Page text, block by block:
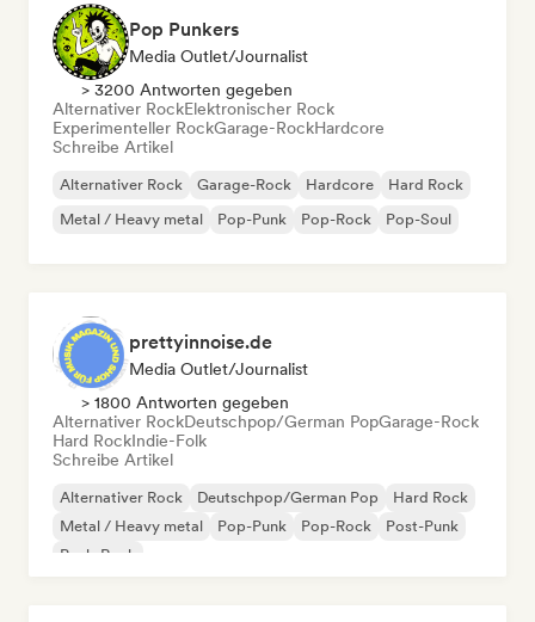
Pop Punkers
Media Outlet/Journalist
> 3200 Antworten gegeben
Alternativer RockElektronischer Rock
Experimenteller RockGarage-RockHardcore
Schreibe Artikel
Alternativer Rock Garage-Rock Hardcore
Hard Rock
Metal / Heavy metal
Pop-Punk Pop-Rock Pop-Soul
prettyinnoise.de
Media Outlet/Journalist
> 1800 Antworten gegeben
Alternativer RockDeutschpop/German PopGarage-Rock
Hard RockIndie-Folk
Schreibe Artikel
Alternativer Rock Deutschpop/German Pop
Hard Rock
Metal / Heavy metal
Pop-Punk Pop-Rock
Post-Punk
Punk-Rock